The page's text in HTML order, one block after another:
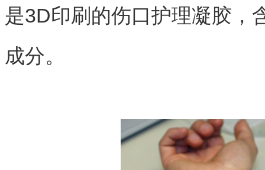
是3D印刷的伤口护理凝胶，
成分。